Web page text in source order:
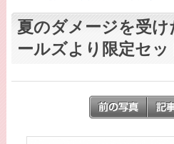
夏のダメージを受
ールズより限定セッ